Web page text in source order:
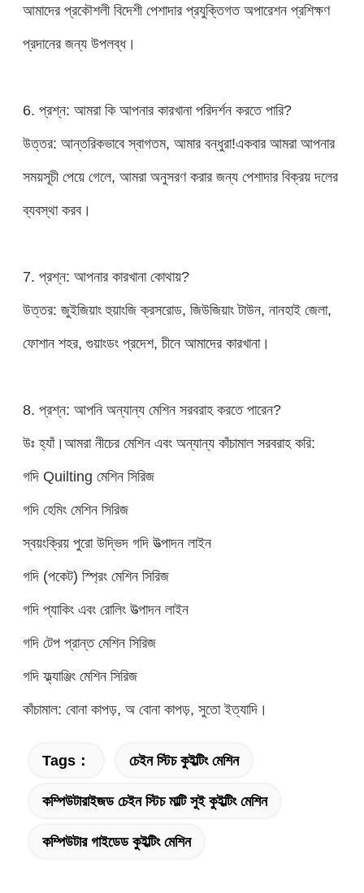
আমাদের প্রকৌশলী বিদেশী পেশাদার প্রযুক্তিগত অপারেশন প্রশিক্ষণ
প্রদানের জন্য উপলব্ধ।
6. প্রশ্ন: আমরা কি আপনার কারখানা পরিদর্শন করতে পারি?
উত্তর: আন্তরিকভাবে স্বাগতম, আমার বন্ধুরা!একবার আমরা আপনার
সময়সূচী পেয়ে গেলে, আমরা অনুসরণ করার জন্য পেশাদার বিক্রয় দলের
ব্যবস্থা করব।
7. প্রশ্ন: আপনার কারখানা কোথায়?
উত্তর: জুইজিয়াং হুয়াংজি ক্রসরোড, জিউজিয়াং টাউন, নানহাই জেলা,
ফোশান শহর, গুয়াংডং প্রদেশ, চীনে আমাদের কারখানা।
8. প্রশ্ন: আপনি অন্যান্য মেশিন সরবরাহ করতে পারেন?
উঃ হ্যাঁ।আমরা নীচের মেশিন এবং অন্যান্য কাঁচামাল সরবরাহ করি:
গদি Quilting মেশিন সিরিজ
গদি হেমিং মেশিন সিরিজ
স্বয়ংক্রিয় পুরো উদ্ভিদ গদি উত্পাদন লাইন
গদি (পকেট) স্প্রিং মেশিন সিরিজ
গদি প্যাকিং এবং রোলিং উত্পাদন লাইন
গদি টেপ প্রান্ত মেশিন সিরিজ
গদি ফ্ল্যাঞ্জিং মেশিন সিরিজ
কাঁচামাল: বোনা কাপড়, অ বোনা কাপড়, সুতো ইত্যাদি।
Tags： চেইন স্টিচ কুইল্টিং মেশিন
কম্পিউটারাইজড চেইন স্টিচ মাল্টি সুই কুইল্টিং মেশিন
কম্পিউটার গাইডেড কুইল্টিং মেশিন